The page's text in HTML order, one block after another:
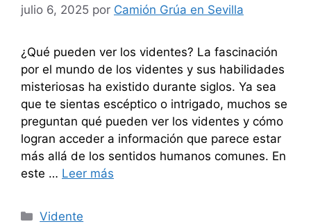
julio 6, 2025 por Camión Grúa en Sevilla
¿Qué pueden ver los videntes? La fascinación
por el mundo de los videntes y sus habilidades
misteriosas ha existido durante siglos. Ya sea
que te sientas escéptico o intrigado, muchos se
preguntan qué pueden ver los videntes y cómo
logran acceder a información que parece estar
más allá de los sentidos humanos comunes. En
este … Leer más
Categorías
Vidente